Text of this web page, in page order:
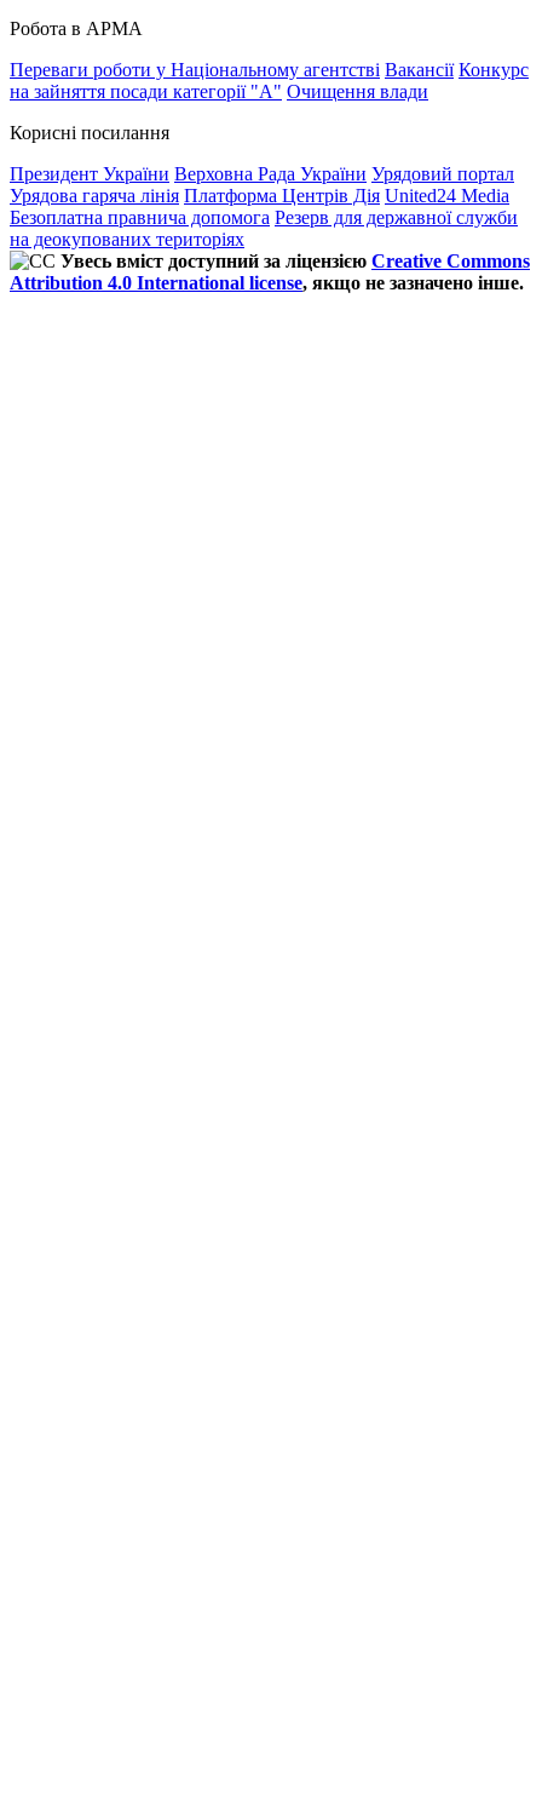
Робота в АРМА
Переваги роботи у Національному агентстві Вакансії Конкурс
на зайняття посади категорії "А" Очищення влади
Корисні посилання
Президент України Верховна Рада України Урядовий портал
Урядова гаряча лінія Платформа Центрів Дія United24 Media
Безоплатна правнича допомога Резерв для державної служби
на деокупованих територіях
Увесь вміст доступний за ліцензією Creative Commons
Attribution 4.0 International license, якщо не зазначено інше.